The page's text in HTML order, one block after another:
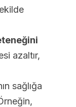
azaltır,
sağlığa